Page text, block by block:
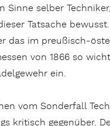
Sinne selber
Tatsache
das im preußisch-
von 1866 so
ein.
vom Sonderfall
kritisch gegenüber.